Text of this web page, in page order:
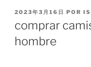
PUBLICADO
2023年3月16日 POR
comprar
hombre